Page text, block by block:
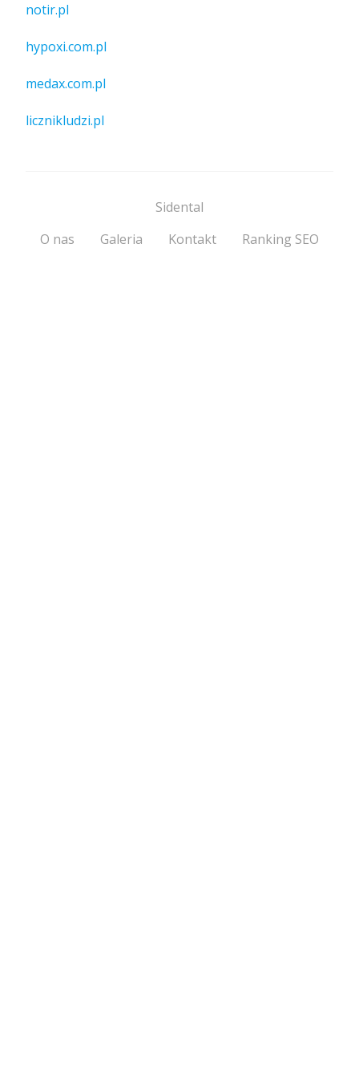
notir.pl
hypoxi.com.pl
medax.com.pl
licznikludzi.pl
Sidental
O nas
Galeria Kontakt Ranking SEO